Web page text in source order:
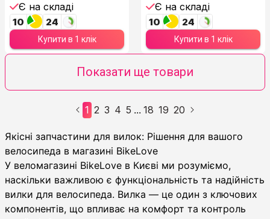
Є на складі
10 24
Купити в 1 клік
Є на складі
10 24
Купити в 1 клік
Показати ще товари
1 2 3 4 5 ... 18 19 20
Запчастини та сервісні набори до вилок
Якісні запчастини для вилок: Рішення для вашого
велосипеда в магазині BikeLove
У веломагазині BikeLove в Києві ми розуміємо,
наскільки важливою є функціональність та надійність
вилки для велосипеда. Вилка — це один з ключових
компонентів, що впливає на комфорт та контроль